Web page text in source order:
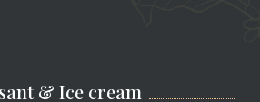
& Ice cream